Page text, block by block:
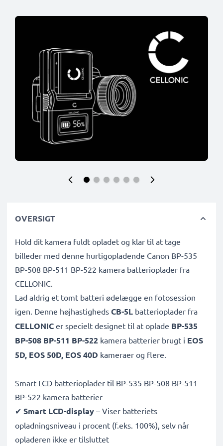
OVERSIGT
Hold dit kamera fuldt opladet og klar til at tage
billeder med denne hurtigopladende Canon BP-535
BP-508 BP-511 BP-522 kamera batterioplader fra
CELLONIC.
Lad aldrig et tomt batteri ødelægge en fotosession
igen. Denne højhastigheds CB-5L batterioplader fra
CELLONIC er specielt designet til at oplade BP-535
BP-508 BP-511 BP-522 kamera batterier brugt i EOS
5D, EOS 50D, EOS 40D kameraer og flere.
Smart LCD batterioplader til BP-535 BP-508 BP-511
BP-522 kamera batterier
✔ Smart LCD-display – Viser batteriets
opladningsniveau i procent (f.eks. 100%), selv når
opladeren ikke er tilsluttet